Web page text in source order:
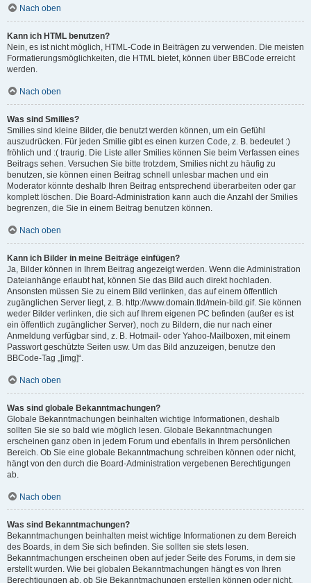
Nach oben
Kann ich HTML benutzen?
Nein, es ist nicht möglich, HTML-Code in Beiträgen zu verwenden. Die meisten
Formatierungsmöglichkeiten, die HTML bietet, können über BBCode erreicht
werden.
Nach oben
Was sind Smilies?
Smilies sind kleine Bilder, die benutzt werden können, um ein Gefühl
auszudrücken. Für jeden Smilie gibt es einen kurzen Code, z. B. bedeutet :)
fröhlich und :( traurig. Die Liste aller Smilies können Sie beim Verfassen eines
Beitrags sehen. Versuchen Sie bitte trotzdem, Smilies nicht zu häufig zu
benutzen, sie können einen Beitrag schnell unlesbar machen und ein
Moderator könnte deshalb Ihren Beitrag entsprechend überarbeiten oder gar
komplett löschen. Die Board-Administration kann auch die Anzahl der Smilies
begrenzen, die Sie in einem Beitrag benutzen können.
Nach oben
Kann ich Bilder in meine Beiträge einfügen?
Ja, Bilder können in Ihrem Beitrag angezeigt werden. Wenn die Administration
Dateianhänge erlaubt hat, können Sie das Bild auch direkt hochladen.
Ansonsten müssen Sie zu einem Bild verlinken, das auf einem öffentlich
zugänglichen Server liegt, z. B. http://www.domain.tld/mein-bild.gif. Sie können
weder Bilder verlinken, die sich auf Ihrem eigenen PC befinden (außer es ist
ein öffentlich zugänglicher Server), noch zu Bildern, die nur nach einer
Anmeldung verfügbar sind, z. B. Hotmail- oder Yahoo-Mailboxen, mit einem
Passwort geschützte Seiten usw. Um das Bild anzuzeigen, benutze den
BBCode-Tag „[img]“.
Nach oben
Was sind globale Bekanntmachungen?
Globale Bekanntmachungen beinhalten wichtige Informationen, deshalb
sollten Sie sie so bald wie möglich lesen. Globale Bekanntmachungen
erscheinen ganz oben in jedem Forum und ebenfalls in Ihrem persönlichen
Bereich. Ob Sie eine globale Bekanntmachung schreiben können oder nicht,
hängt von den durch die Board-Administration vergebenen Berechtigungen
ab.
Nach oben
Was sind Bekanntmachungen?
Bekanntmachungen beinhalten meist wichtige Informationen zu dem Bereich
des Boards, in dem Sie sich befinden. Sie sollten sie stets lesen.
Bekanntmachungen erscheinen oben auf jeder Seite des Forums, in dem sie
erstellt wurden. Wie bei globalen Bekanntmachungen hängt es von Ihren
Berechtigungen ab, ob Sie Bekanntmachungen erstellen können oder nicht.